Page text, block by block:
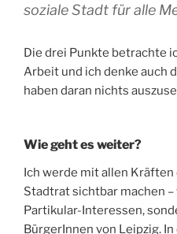
soziale Stadt für alle
Die drei Punkte betrachte
Arbeit und ich denke auch
haben daran nichts
Wie geht es weiter?
Ich werde mit allen
Stadtrat sichtbar machen
Partikular-Interessen,
BürgerInnen von Leipzig.